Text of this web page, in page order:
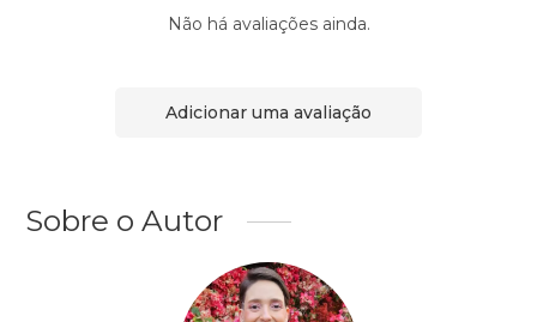
Não há avaliações ainda.
Adicionar uma avaliação
Sobre o Autor